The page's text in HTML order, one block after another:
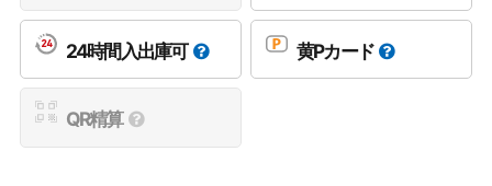
24時間入出庫可 黄Pカード
QR精算